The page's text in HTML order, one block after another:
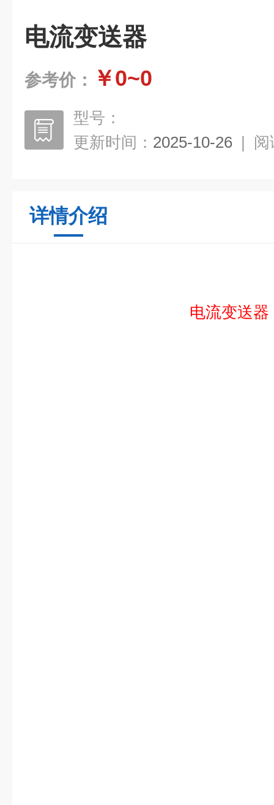
电流变送器
参考价： ￥0~0
型号：
更新时间： 2025-10-26 | 阅
详情介绍
电流变送器